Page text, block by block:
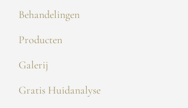
Behandelingen
Producten
Galerij
Gratis Huidanalyse